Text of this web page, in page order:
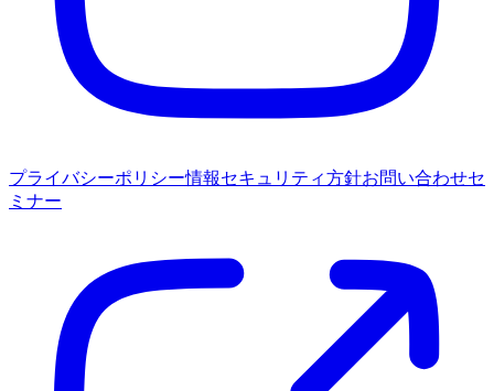
プライバシーポリシー情報セキュリティ方針お問い合わせセ
ミナー